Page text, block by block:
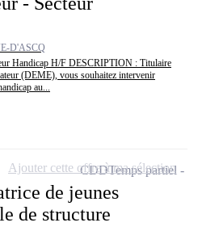
D'ASCQ
Handicap H/F DESCRIPTION : Titulaire
(DEME), vous souhaitez intervenir
au...
de jeunes
de structure
CDDTemps partiel
Ajouter cette offre à ma sélection